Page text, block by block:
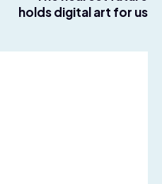
holds digital art for us